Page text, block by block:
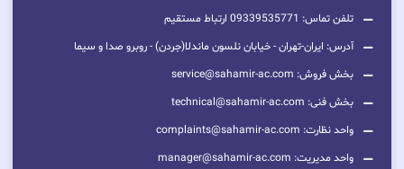
تلفن تماس: 09339535771 ارتباط مستقیم
آدرس: ایران-تهران - خیابان نلسون ماندلا(جردن) - روبرو صدا و سیما
بخش فروش: service@sahamir-ac.com
بخش فنی: technical@sahamir-ac.com
واحد نظارت: complaints@sahamir-ac.com
واحد مدیریت: manager@sahamir-ac.com